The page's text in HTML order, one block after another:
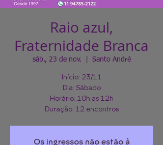
Raio azul,
Fraternidade Branca
sáb., 23 de nov. Santo André
Início: 23/11
Dia: Sábado
Horário: 10h as 12h
Duração: 12 encontros
Os ingressos não estão à